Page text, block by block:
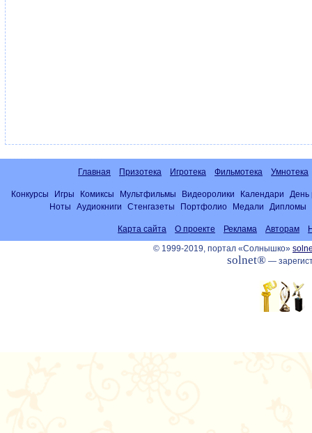
Главная Призотека Игротека Фильмотека Умнотека
Конкурсы Игры Комиксы Мультфильмы Видеоролики Календари
День
Ноты
Аудиокниги Стенгазеты Портфолио Медали Дипломы
Карта сайта О проекте Реклама Авторам
© 1999-2019, портал «Солнышко»
solnet®—